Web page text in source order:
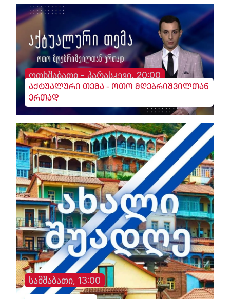
ოთხშაბათი - პარასკევი, 20:00
აქტუალური თემა - ოთო მღებრიშვილთან
ერთად
სამშაბათი, 13:00